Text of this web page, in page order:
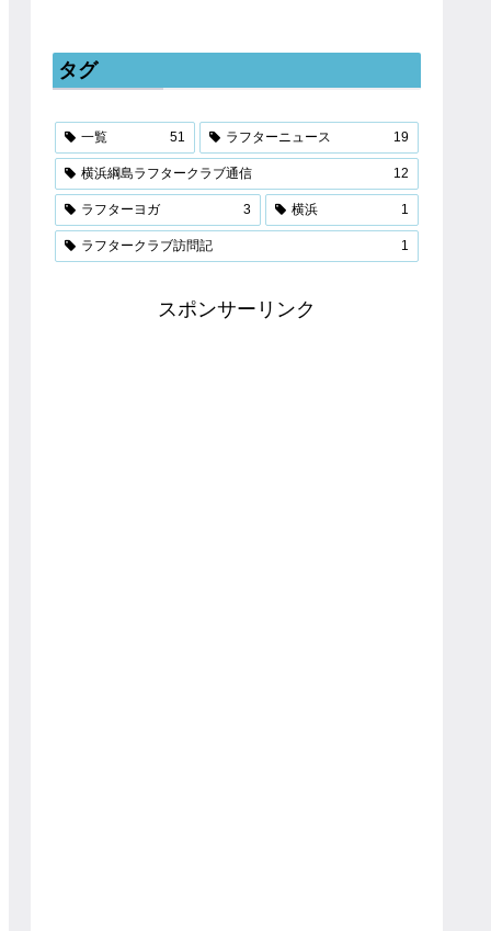
タグ
一覧 51 ラフターニュース 19
横浜綱島ラフタークラブ通信 12
ラフターヨガ 3 横浜 1
ラフタークラブ訪問記 1
スポンサーリンク